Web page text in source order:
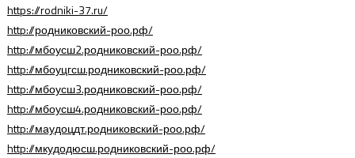
https://rodniki-37.ru/
http://родниковский-роо.рф/
http://мбоусш2.родниковский-роо.рф/
http://мбоуцгсш.родниковский-роо.рф/
http://мбоусш3.родниковский-роо.рф/
http://мбоусш4.родниковский-роо.рф/
http://маудоцдт.родниковский-роо.рф/
http://мкудодюсш.родниковский-роо.рф/